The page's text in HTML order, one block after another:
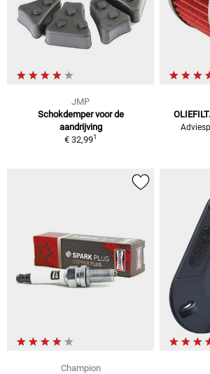
JMP
Schokdemper voor de
aandrijving
€ 32,991
Champion